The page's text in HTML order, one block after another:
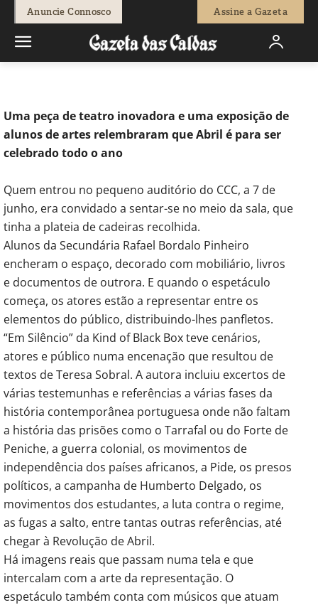
Anuncie Connosco Assine a Gazeta
Natacha Narciso 497 0
Uma peça de teatro inovadora e uma exposição de
alunos de artes relembraram que Abril é para ser
celebrado todo o ano
Quem entrou no pequeno auditório do CCC, a 7 de
junho, era convidado a sentar-se no meio da sala, que
tinha a plateia de cadeiras recolhida.
Alunos da Secundária Rafael Bordalo Pinheiro
encheram o espaço, decorado com mobiliário, livros
e documentos de outrora. E quando o espetáculo
começa, os atores estão a representar entre os
elementos do público, distribuindo-lhes panfletos.
“Em Silêncio” da Kind of Black Box teve cenários,
atores e público numa encenação que resultou de
textos de Teresa Sobral. A autora incluiu excertos de
várias testemunhas e referências a várias fases da
história contemporânea portuguesa onde não faltam
a história das prisões como o Tarrafal ou do Forte de
Peniche, a guerra colonial, os movimentos de
independência dos países africanos, a Pide, os presos
políticos, a campanha de Humberto Delgado, os
movimentos dos estudantes, a luta contra o regime,
as fugas a salto, entre tantas outras referências, até
chegar à Revolução de Abril.
Há imagens reais que passam numa tela e que
intercalam com a arte da representação. O
espetáculo também conta com músicos que atuam